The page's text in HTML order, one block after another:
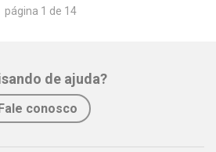
página 1 de 14
de ajuda?
Fale conosco